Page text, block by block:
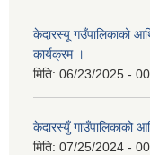
केदारस्यू गउँपालिकाको
कार्यक्रम ।
मिति: 06/23/2025 -
केदारस्युँ गाउँपालिकाको
मिति: 07/25/2024 -